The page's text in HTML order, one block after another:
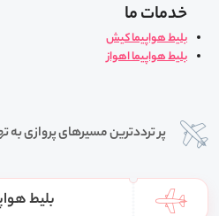
خدمات ما
بلیط هواپیما کیش
بلیط هواپیما اهواز
پر ترددترین مسیرهای پروازی به
بلیط